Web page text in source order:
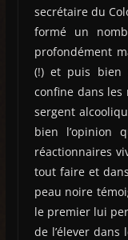
secrétaire du
formé un
profondément
(!) et puis bien
confine dans les
sergent
bien l’opinion
réactionnaires
tout faire et
peau noire
le premier lui
de l’élever dans